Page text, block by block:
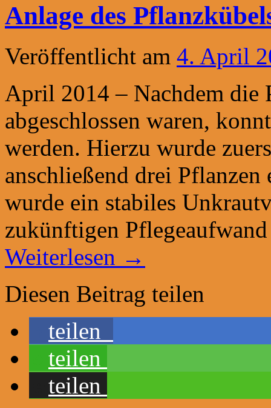
Anlage des
Veröffentlicht am 4. April
April 2014 – Nachdem die
abgeschlossen waren,
werden. Hierzu wurde
anschließend drei
wurde ein stabiles
zukünftigen
Weiterlesen →
Diesen Beitrag teilen
teilen
teilen
teilen